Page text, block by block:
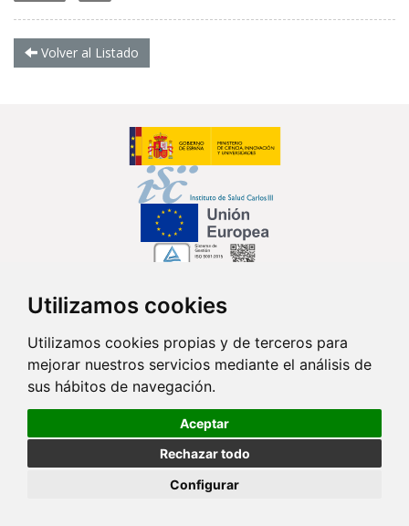
Utilizamos cookies
Utilizamos cookies propias y de terceros para
mejorar nuestros servicios mediante el análisis de
sus hábitos de navegación.
Aceptar
Rechazar todo
Configurar
Volver al Listado
Síguenos en...
Contacto
Av. Monforte de Lemos, 3-5. Pabellón 11. Planta 0 28029 Madrid
info@ciberisciii.es
Política de Privacidad
| Portal de Transparencia